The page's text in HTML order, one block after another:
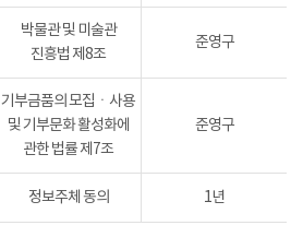
박물관 및 미술관
진흥법 제8조
준영구
기부금품의 모집ㆍ사용
및 기부문화 활성화에
관한 법률 제7조
준영구
정보주체 동의 1년